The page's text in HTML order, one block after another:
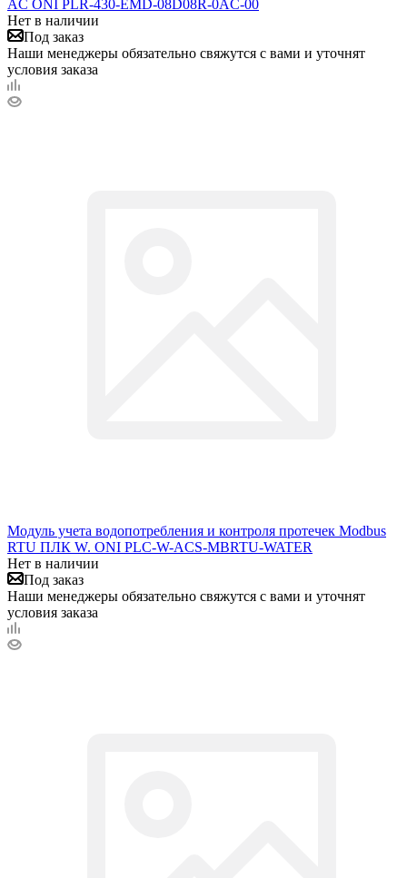
AC ONI PLR-430-EMD-08D08R-0AC-00
Нет в наличии
Под заказ
Наши менеджеры обязательно свяжутся с вами и уточнят
условия заказа
Модуль учета водопотребления и контроля протечек Modbus
RTU ПЛК W. ONI PLC-W-ACS-MBRTU-WATER
Нет в наличии
Под заказ
Наши менеджеры обязательно свяжутся с вами и уточнят
условия заказа